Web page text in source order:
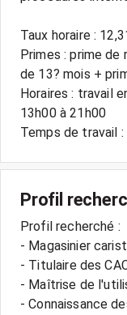
Taux horaire :
Primes : prime de
de 13? mois +
Horaires : travail
13h00 à 21h00
Temps de travail
Profil
Profil recherché :
- Magasinier
- Titulaire des
- Maîtrise de
- Connaissance